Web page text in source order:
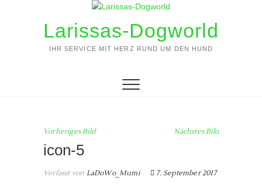
Larissas-Dogworld
IHR SERVICE MIT HERZ RUND UM DEN HUND
Vorheriges Bild Nächstes Bild
icon-5
Verfasst von LaDoWo_Mumi 7. September 2017